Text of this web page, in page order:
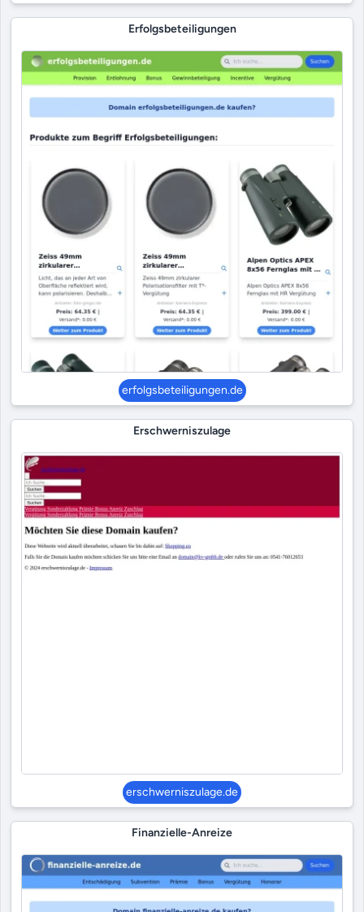
Erfolgsbeteiligungen
erfolgsbeteiligungen.de
Erschwerniszulage
erschwerniszulage.de
Finanzielle-Anreize